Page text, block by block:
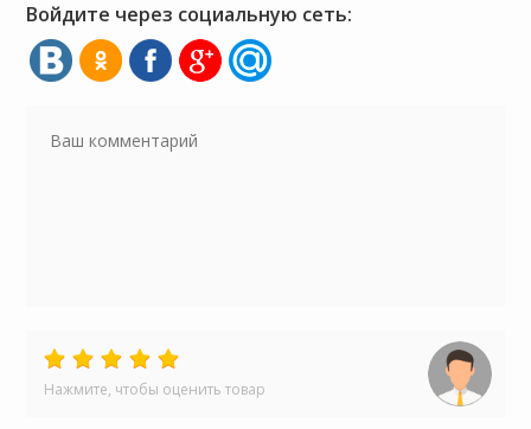
Войдите через социальную сеть:
Нажмите, чтобы оценить товар